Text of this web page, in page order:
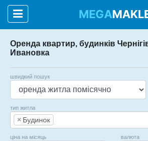
MEGA
Оренда квартир, будинків
Ивановка
швидкий пошук
тип житла
× Будинок
ціна на місяць валюта